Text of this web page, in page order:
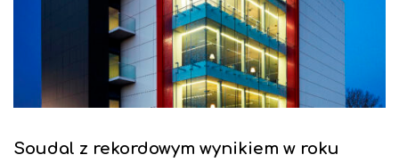
Soudal z rekordowym wynikiem w roku